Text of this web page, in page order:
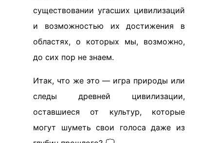
существовании угасших цивилизаций
и возможностью их достижения в
областях, о которых мы, возможно,
до сих пор не знаем.
Итак, что же это — игра природы или
следы древней цивилизации,
оставшиеся от культур, которые
могут шуметь свои голоса даже из